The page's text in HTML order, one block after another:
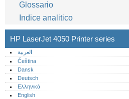
Glossario
Indice analitico
HP LaserJet 4050 Printer series
العربية
Čeština
Dansk
Deutsch
Ελληνικά
English